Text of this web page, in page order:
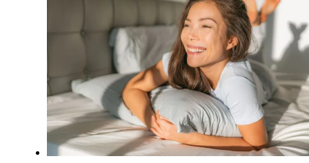
Guter Schlaf ist wie ein Reset-Knopf für Körper
und Geist. Trotzdem wachen viele morgens
verspannt, müde oder mit Rückenschmerzen auf.
Mehr lesen